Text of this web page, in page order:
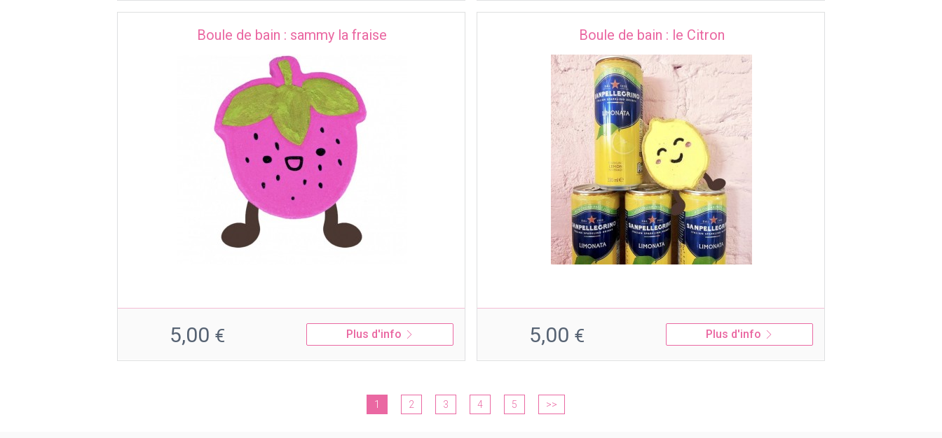
Boule de bain : sammy la fraise
5,00 € Plus d'info
Boule de bain : le Citron
5,00 € Plus d'info
1 2 3 4 5 >>